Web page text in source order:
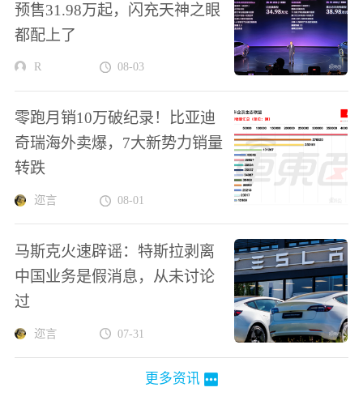
预售31.98万起，闪充天神之眼
都配上了
R 08-03
零跑月销10万破纪录！比亚迪
奇瑞海外卖爆，7大新势力销量
转跌
迩言 08-01
马斯克火速辟谣：特斯拉剥离
中国业务是假消息，从未讨论
过
迩言 07-31
更多资讯